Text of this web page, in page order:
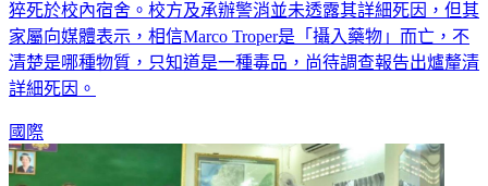
猝死於校內宿舍。校方及承辦警消並未透露其詳細死因，但其
家屬向媒體表示，相信Marco Troper是「攝入藥物」而亡，不
清楚是哪種物質，只知道是一種毒品，尚待調查報告出爐釐清
詳細死因。
國際